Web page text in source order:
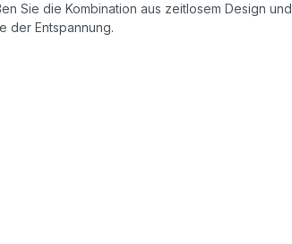
Sie die Kombination aus zeitlosem Design und
der Entspannung.